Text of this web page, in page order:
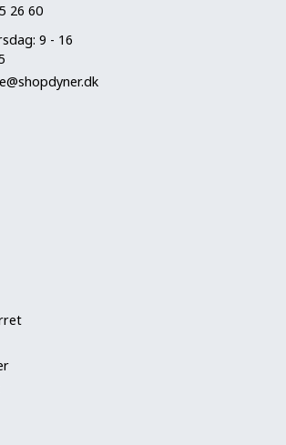
26 60
9 - 16